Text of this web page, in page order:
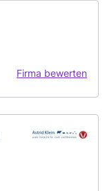
Firma bewerten